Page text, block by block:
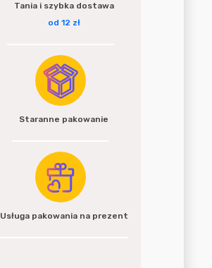
Tania i szybka dostawa
od 12 zł
Staranne pakowanie
Usługa pakowania na prezent